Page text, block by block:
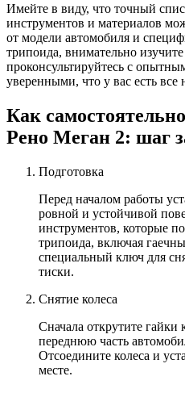
Имейте в виду, что точный
инструментов и материалов
от модели автомобиля и
трипоида, внимательно
проконсультируйтесь с
уверенными, что у вас есть все
Как
Рено Меган 2: шаг
Подготовка
Перед началом работы
ровной и устойчивой
инструментов, которые
трипоида, включая
специальный ключ для
тиски.
Снятие колеса
Сначала открутите гайки
переднюю часть
Отсоедините колеса и
месте.